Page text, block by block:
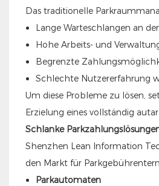
Das traditionelle
Lange Warteschlangen an
Hohe Arbeits- und
Begrenzte
Schlechte Nutzererfahrung
Um diese Probleme zu lösen,
Erzielung eines vollständig
Schlanke
Shenzhen Lean Information
den Markt für
Parkautomaten